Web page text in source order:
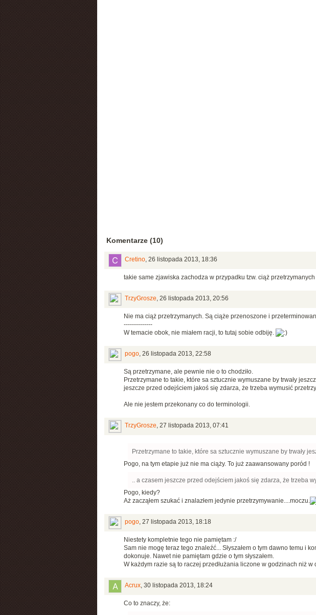
Komentarze (10)
Cretino, 26 listopada 2013, 18:36
takie same zjawiska zachodza w przypadku tzw. ciąż przetrzymanych
TrzyGrosze 26 listopada 2013, 20:56
Nie ma ciąż przetrzymanych. Są ciąże przenoszone i
--------------
W temacie obok, nie miałem racji, to tutaj sobie odbiję.
pogo, 26 listopada 2013, 22:58
Są przetrzymane, ale pewnie nie o to chodziło.
Przetrzymane to takie, które sa sztucznie wymuszane by trwały
jeszcze przed odejściem jakoś się zdarza, że trzeba wymusić
Ale nie jestem przekonany co do terminologii.
TrzyGrosze 27 listopada 2013, 07:41
Przetrzymane to takie, które sa sztucznie wymuszane by trwały
Pogo, na tym etapie już nie ma ciąży. To już zaawansowany poród !
.. a czasem jeszcze przed odejściem jakoś się zdarza, że trzeba
Pogo, kiedy?
Aż zacząłem szukać i znalazłem jedynie przetrzymywanie....moczu.
pogo, 27 listopada 2013, 18:18
Niestety kompletnie tego nie pamiętam :/
Sam nie mogę teraz tego znaleźć... Słyszałem o tym dawno temu i
dokonuje. Nawet nie pamiętam gdzie o tym słyszałem.
W każdym razie są to raczej przedłużania liczone w godzinach niż w
Acrux, 30 listopada 2013, 18:24
Co to znaczy, że: